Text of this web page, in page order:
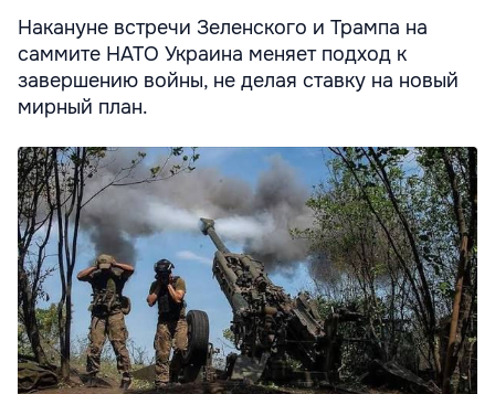
Накануне встречи Зеленского и Трампа на
саммите НАТО Украина меняет подход к
завершению войны, не делая ставку на новый
мирный план.